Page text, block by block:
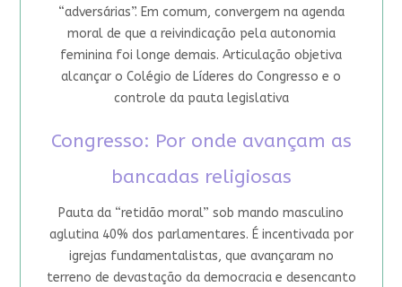
“adversárias”. Em comum, convergem na agenda
moral de que a reivindicação pela autonomia
feminina foi longe demais. Articulação objetiva
alcançar o Colégio de Líderes do Congresso e o
controle da pauta legislativa
Congresso: Por onde avançam as
bancadas religiosas
Pauta da “retidão moral” sob mando masculino
aglutina 40% dos parlamentares. É incentivada por
igrejas fundamentalistas, que avançaram no
terreno de devastação da democracia e desencanto